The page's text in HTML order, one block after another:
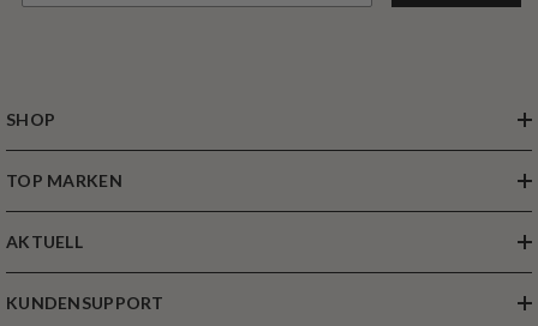
SHOP
TOP MARKEN
AKTUELL
KUNDENSUPPORT